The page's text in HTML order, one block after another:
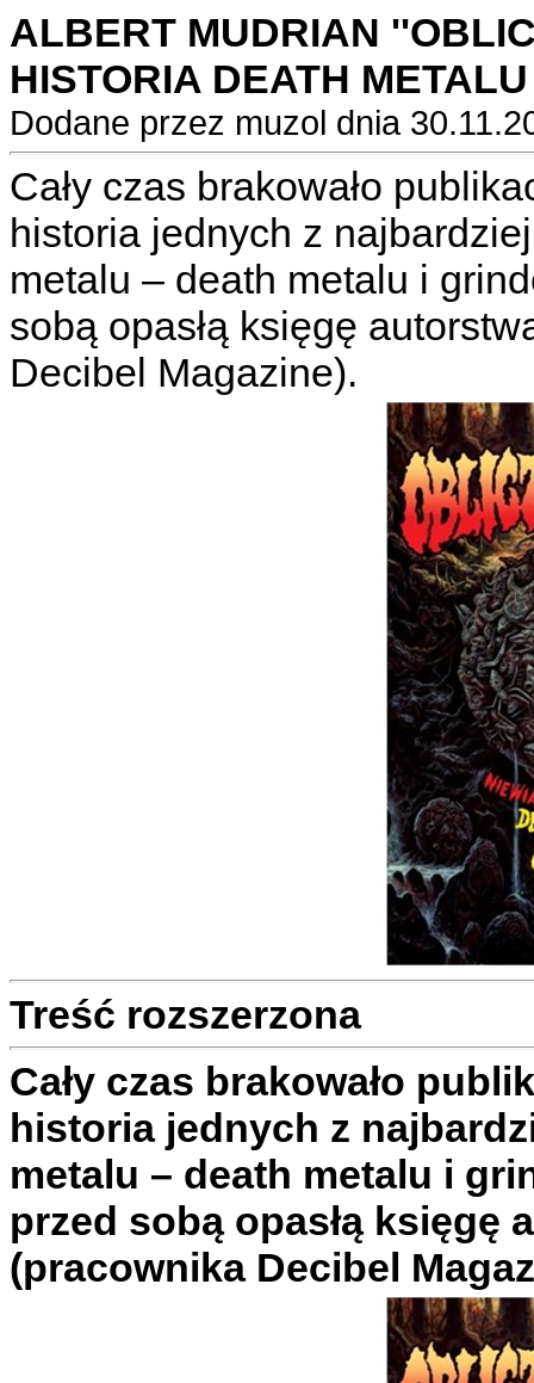
ALBERT MUDRIAN
HISTORIA DEATH
Dodane przez muzol dnia
Cały czas brakowało
historia jednych z
metalu – death metalu i
sobą opasłą księgę
Decibel Magazine).
Treść rozszerzona
Cały czas brakowało
historia jednych z
metalu – death metalu i
przed sobą opasłą księgę
(pracownika Decibel